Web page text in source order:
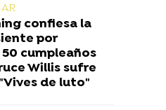
confiesa la
por
cumpleaños
Willis sufre
de luto"